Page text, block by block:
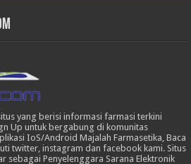
yang berisi informasi farmasi terkini
Up untuk bergabung di komunitas
IoS/Android Majalah Farmasetika, Baca
twitter, instagram dan facebook kami. Situs
sebagai Penyelenggara Sarana Elektronik